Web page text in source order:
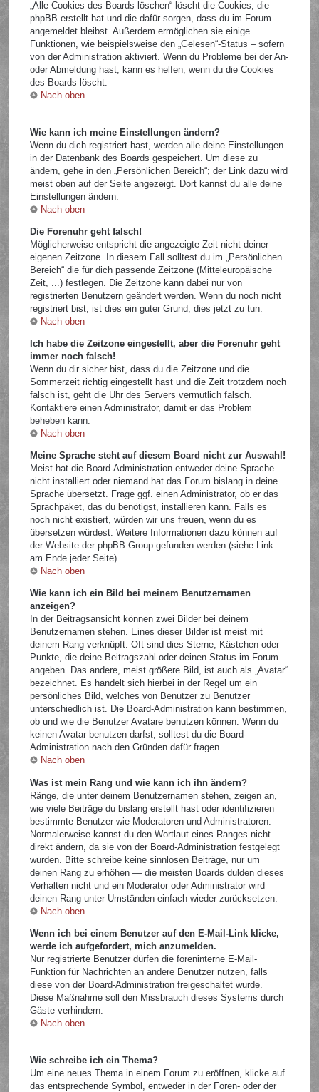
„Alle Cookies des Boards löschen“ löscht die Cookies, die
phpBB erstellt hat und die dafür sorgen, dass du im Forum
angemeldet bleibst. Außerdem ermöglichen sie einige
Funktionen, wie beispielsweise den „Gelesen“-Status – sofern
von der Administration aktiviert. Wenn du Probleme bei der An-
oder Abmeldung hast, kann es helfen, wenn du die Cookies
des Boards löscht.
Nach oben
Wie kann ich meine Einstellungen ändern?
Wenn du dich registriert hast, werden alle deine Einstellungen
in der Datenbank des Boards gespeichert. Um diese zu
ändern, gehe in den „Persönlichen Bereich“; der Link dazu wird
meist oben auf der Seite angezeigt. Dort kannst du alle deine
Einstellungen ändern.
Nach oben
Die Forenuhr geht falsch!
Möglicherweise entspricht die angezeigte Zeit nicht deiner
eigenen Zeitzone. In diesem Fall solltest du im „Persönlichen
Bereich“ die für dich passende Zeitzone (Mitteleuropäische
Zeit, ...) festlegen. Die Zeitzone kann dabei nur von
registrierten Benutzern geändert werden. Wenn du noch nicht
registriert bist, ist dies ein guter Grund, dies jetzt zu tun.
Nach oben
Ich habe die Zeitzone eingestellt, aber die Forenuhr geht
immer noch falsch!
Wenn du dir sicher bist, dass du die Zeitzone und die
Sommerzeit richtig eingestellt hast und die Zeit trotzdem noch
falsch ist, geht die Uhr des Servers vermutlich falsch.
Kontaktiere einen Administrator, damit er das Problem
beheben kann.
Nach oben
Meine Sprache steht auf diesem Board nicht zur Auswahl!
Meist hat die Board-Administration entweder deine Sprache
nicht installiert oder niemand hat das Forum bislang in deine
Sprache übersetzt. Frage ggf. einen Administrator, ob er das
Sprachpaket, das du benötigst, installieren kann. Falls es
noch nicht existiert, würden wir uns freuen, wenn du es
übersetzen würdest. Weitere Informationen dazu können auf
der Website der phpBB Group gefunden werden (siehe Link
am Ende jeder Seite).
Nach oben
Wie kann ich ein Bild bei meinem Benutzernamen
anzeigen?
In der Beitragsansicht können zwei Bilder bei deinem
Benutzernamen stehen. Eines dieser Bilder ist meist mit
deinem Rang verknüpft: Oft sind dies Sterne, Kästchen oder
Punkte, die deine Beitragszahl oder deinen Status im Forum
angeben. Das andere, meist größere Bild, ist auch als „Avatar“
bezeichnet. Es handelt sich hierbei in der Regel um ein
persönliches Bild, welches von Benutzer zu Benutzer
unterschiedlich ist. Die Board-Administration kann bestimmen,
ob und wie die Benutzer Avatare benutzen können. Wenn du
keinen Avatar benutzen darfst, solltest du die Board-
Administration nach den Gründen dafür fragen.
Nach oben
Was ist mein Rang und wie kann ich ihn ändern?
Ränge, die unter deinem Benutzernamen stehen, zeigen an,
wie viele Beiträge du bislang erstellt hast oder identifizieren
bestimmte Benutzer wie Moderatoren und Administratoren.
Normalerweise kannst du den Wortlaut eines Ranges nicht
direkt ändern, da sie von der Board-Administration festgelegt
wurden. Bitte schreibe keine sinnlosen Beiträge, nur um
deinen Rang zu erhöhen — die meisten Boards dulden dieses
Verhalten nicht und ein Moderator oder Administrator wird
deinen Rang unter Umständen einfach wieder zurücksetzen.
Nach oben
Wenn ich bei einem Benutzer auf den E-Mail-Link klicke,
werde ich aufgefordert, mich anzumelden.
Nur registrierte Benutzer dürfen die foreninterne E-Mail-
Funktion für Nachrichten an andere Benutzer nutzen, falls
diese von der Board-Administration freigeschaltet wurde.
Diese Maßnahme soll den Missbrauch dieses Systems durch
Gäste verhindern.
Nach oben
Wie schreibe ich ein Thema?
Um eine neues Thema in einem Forum zu eröffnen, klicke auf
das entsprechende Symbol, entweder in der Foren- oder der